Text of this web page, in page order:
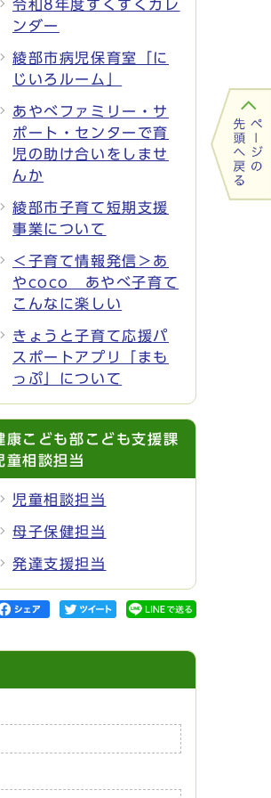
令和8年度すくすくカレ
ンダー
綾部市病児保育室「に
じいろルーム」
あやべファミリー・サ
ポート・センターで育
児の助け合いをしませ
んか
綾部市子育て短期支援
事業について
＜子育て情報発信＞あ
やcoco あやべ子育て
こんなに楽しい
きょうと子育て応援パ
スポートアプリ「まも
っぷ」について
康こども部こども支援課
童相談担当
児童相談担当
母子保健担当
発達支援担当